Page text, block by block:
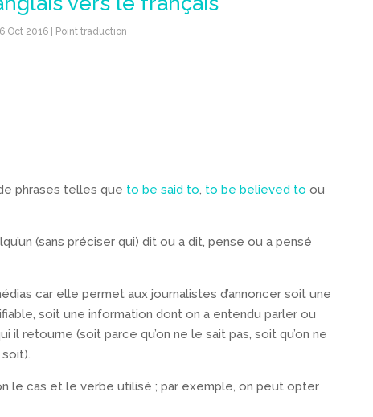
Oct 2016| Point traduction
phrases telles que to be said to, to be believed to ou
(sans préciser qui) dit ou a dit, pense ou a pensé
car elle permet aux journalistes d’annoncer soit une
soit une information dont on a entendu parler ou
retourne (soit parce qu’on ne le sait pas, soit qu’on ne
le cas et le verbe utilisé ; par exemple, on peut opter